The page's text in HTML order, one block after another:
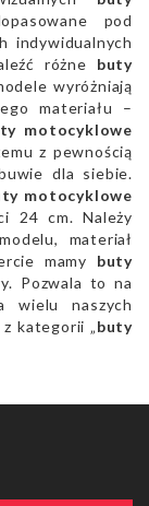
pod
indywidualnych
różne buty
wyróżniają
materiału –
motocyklowe
z pewnością
dla siebie.
motocyklowe
24 cm. Należy
materiał
mamy buty
Pozwala to na
wielu naszych
kategorii „buty